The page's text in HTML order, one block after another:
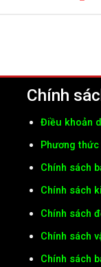
Chính
Điều khoản
Phương
Chính sách
Chính sách
Chính sách
Chính sách
Chính sách